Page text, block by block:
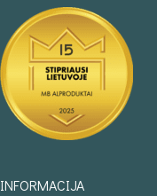
INFORMACIJA